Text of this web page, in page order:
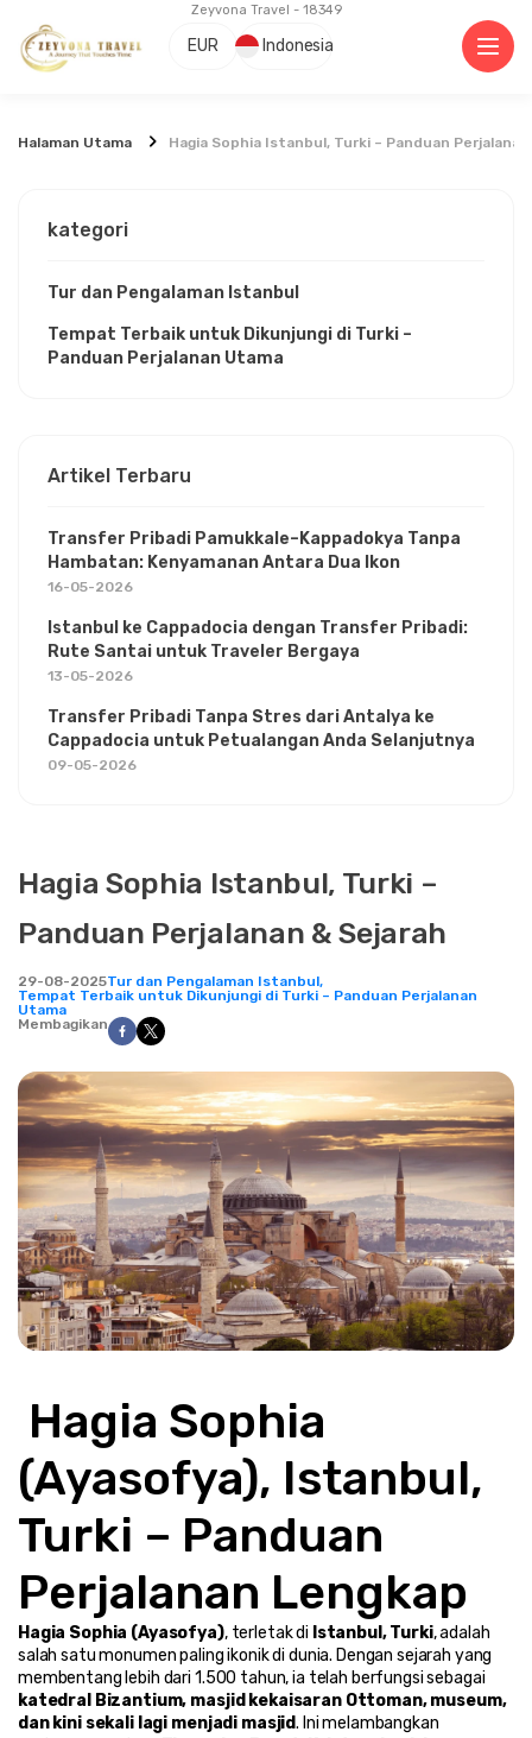
Zeyvona Travel - 18349
EUR Indonesia
Halaman Utama Hagia Sophia Istanbul, Turki – Panduan
Hagia Sophia Istanbul, Turki –
Panduan Perjalanan & Sejarah
29-08-2025Tur dan Pengalaman Istanbul,
Tempat Terbaik untuk Dikunjungi di Turki – Panduan Perjalanan
Utama
Membagikan
(Ayasofya), Istanbul,
Turki – Panduan
Perjalanan Lengkap
Hagia Sophia (Ayasofya), terletak di Istanbul, Turki, adalah
salah satu monumen paling ikonik di dunia. Dengan sejarah yang
katedral Bizantium, masjid kekaisaran Ottoman, museum,
dan kini sekali lagi menjadi masjid. Ini melambangkan
kategori
Tur dan Pengalaman Istanbul
Tempat Terbaik untuk Dikunjungi di Turki –
Panduan Perjalanan Utama
Artikel Terbaru
Transfer Pribadi Pamukkale–Kappadokya Tanpa
Hambatan: Kenyamanan Antara Dua Ikon
16-05-2026
Istanbul ke Cappadocia dengan Transfer Pribadi:
Rute Santai untuk Traveler Bergaya
13-05-2026
Transfer Pribadi Tanpa Stres dari Antalya ke
Cappadocia untuk Petualangan Anda Selanjutnya
09-05-2026